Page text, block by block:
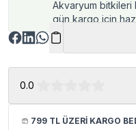
Akvaryum
gün kargo için
0.0
799 TL ÜZERİ KARGO